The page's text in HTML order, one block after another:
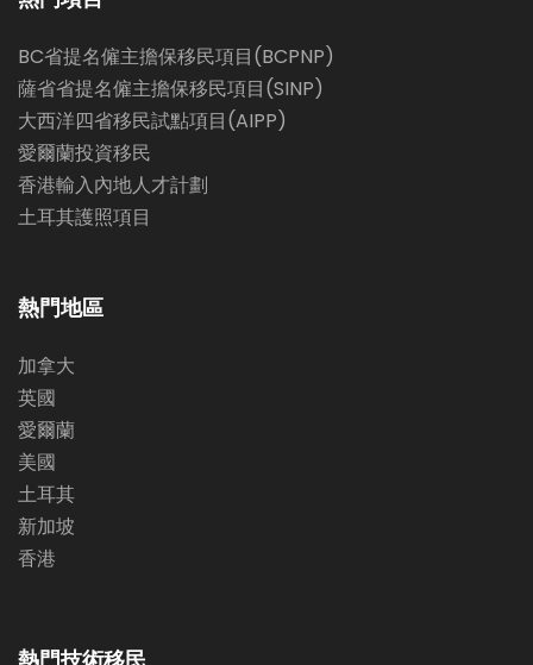
BC省提名僱主擔保移民項目(BCPNP)
薩省省提名僱主擔保移民項目(SINP)
大西洋四省移民試點項目(AIPP)
愛爾蘭投資移民
香港輸入內地人才計劃
土耳其護照項目
熱門地區
加拿大
英國
愛爾蘭
美國
土耳其
新加坡
香港